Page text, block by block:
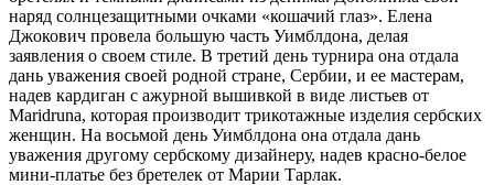
наряд солнцезащитными очками «кошачий глаз». Елена
Джокович провела большую часть Уимблдона, делая
заявления о своем стиле. В третий день турнира она отдала
дань уважения своей родной стране, Сербии, и ее мастерам,
надев кардиган с ажурной вышивкой в виде листьев от
Maridruna, которая производит трикотажные изделия сербских
женщин. На восьмой день Уимблдона она отдала дань
уважения другому сербскому дизайнеру, надев красно-белое
мини-платье без бретелек от Марии Тарлак.